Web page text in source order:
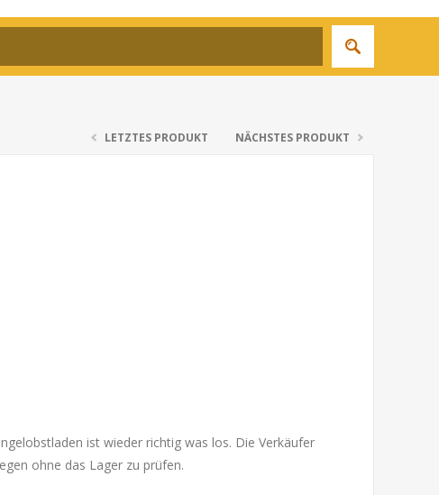
LETZTES PRODUKT NÄCHSTES PRODUKT
ist wieder richtig was los. Die Verkäufer
ohne das Lager zu prüfen.